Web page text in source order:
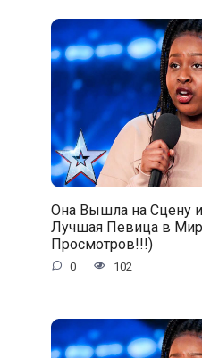
Она Вышла на Сцену и
Лучшая Певица в
Просмотров!!!)
0 102